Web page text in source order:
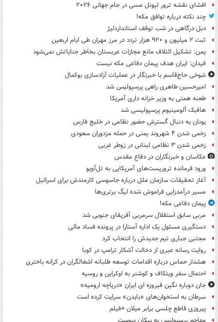
افشای نقشه ترور لیونل مسی در جام جهانی ۲۰۲۶
چند نکته درباره توافق مکه!
دبل درگاهی در شب توقف استانداردلیژ
ثبت ۲ میلیون و ۹۲۰ هزار تردد در مرز مهران طی ایام اربعین
یمن: تشکیل ائتلاف مانع مجازات عربستان بخاطر جنایاتش نمی‌شود
فیدان: ایران هدف پیمان دفاعی مکه نیست
شوخی حاج‌قاسم با خبرنگار در عملیات آزادسازی بوکمال
امیرحسین طاهری راهی پرسپولیس شد
طعنه همتی به وزیر خزانه داری آمریکا
هافبک آلومینیوم پرسپولیسی شد
یونان به دنبال گسترش حضور نظامی در خلیج فارس
زخمی شدن ۴ شهروند یمنی در حمله مزدوران سعودی
زخمی شدن ۳ نظامی لبنانی در زوطر غربی
عکاسان و خبرنگاران در دفاع مقدس
ورود فرمانده تروریست‌های آمریکایی به تل‌آویو
آغاز تحقیقات سازمان ملل درباره جاسوسی کارمندش برای اسرائیل
مسیر درآمدزایی فراموش شده لیگ برتری‌ها
پیمان دفاعی مکه!
مربی سابق استقلال سرمربی آفریقای جنوبی شد
دستگیری مسئول یک اداره آستارا در پرونده فساد مالی
مجتبی جباری تیم جدیدش را انتخاب کرد
روایت رسانه عبری از دخالت آشکار ترامپ در کوبا
هشدار حماس درباره اقدامات توسعه طلبانه اشغالگران در کرانه باختری
احتمال سفر ویتکاف و کوشنر به اوکراین و روسیه
جان دوباره نگین فیروزه ای ایران «دریاچه ارومیه»
سرطان به استخوان‌های «بایدن» سرایت کرده است
پیروزی قاطع چلسی برابر میلان +فیلم